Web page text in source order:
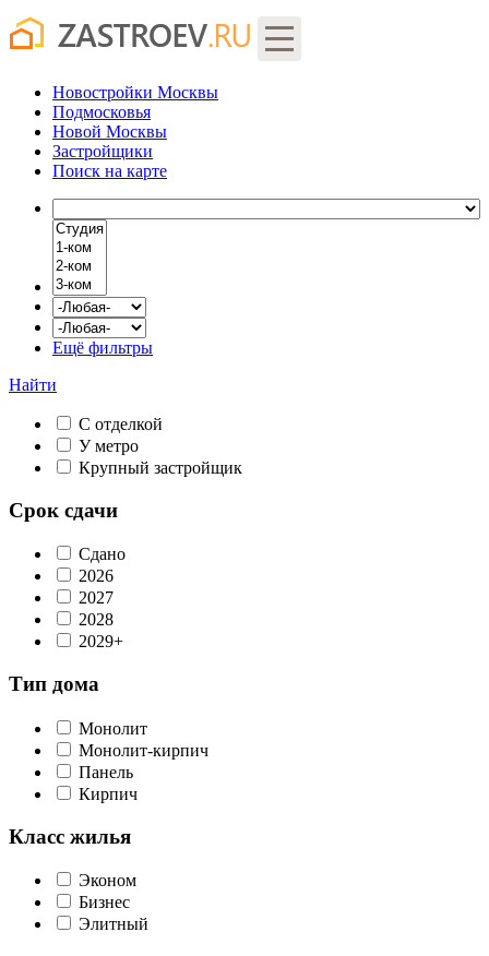
Новостройки Москвы
Подмосковья
Новой Москвы
Застройщики
Поиск на карте
Ещё фильтры
Найти
С отделкой
У метро
Крупный застройщик
Срок сдачи
Сдано
2026
2027
2028
2029+
Тип дома
Монолит
Монолит-кирпич
Панель
Кирпич
Класс жилья
Эконом
Бизнес
Элитный